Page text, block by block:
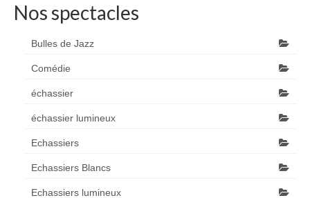
Nos spectacles
Bulles de Jazz
Comédie
échassier
échassier lumineux
Echassiers
Echassiers Blancs
Echassiers lumineux